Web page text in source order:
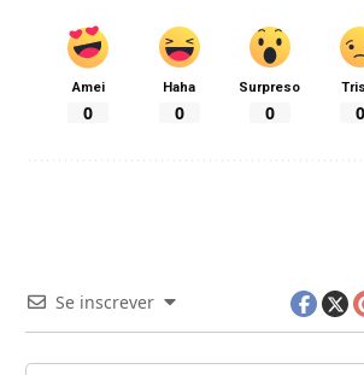
Amei
0
Haha
0
Surpreso
0 0
Se inscrever